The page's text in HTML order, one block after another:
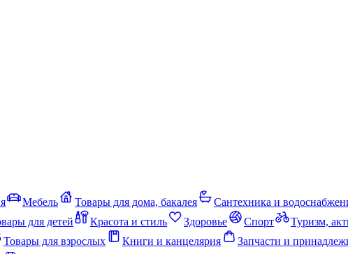
Мебель Товары для дома, бакалея Сантехника и
для детей Красота и стиль Здоровье Спорт Туризм,
Товары для взрослых Книги и канцелярия Запчасти и